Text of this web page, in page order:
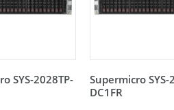
SYS-2028TP-
Supermicro SYS-
DC1FR